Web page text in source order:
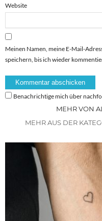
Website
Meinen Namen, meine E-Mail-
speichern, bis ich wieder
Benachrichtige mich über
MEHR VON
MEHR AUS DER